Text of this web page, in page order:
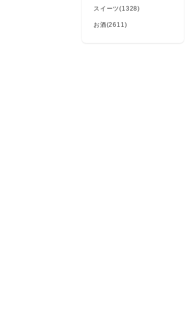
スイーツ(1328)
お酒(2611)